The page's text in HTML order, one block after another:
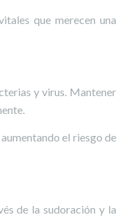
que merecen una
y virus. Mantener
el riesgo de
de la sudoración y la